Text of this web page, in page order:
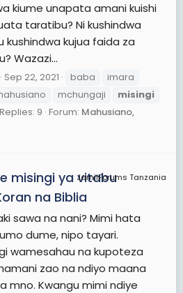
kiume unapata amani kuishi
taratibu? Ni kushindwa
kushindwa kujua faida za
Wazazi...
Sep 22, 2021 baba
imara
mchungaji
misingi
Replies: 9 Forum: Mahusiano,
JamiiForums Tanzania
misingi ya vitabu
na Biblia
sawa na nani? Mimi hata
dume, nipo tayari.
wamesahau na kupoteza
zao na ndiyo maana
mno. Kwangu mimi ndiye